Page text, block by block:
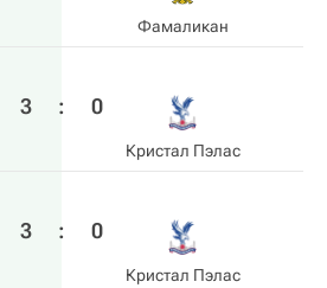
Фамаликан
3 : 0
Кристал Пэлас
3 : 0
Кристал Пэлас